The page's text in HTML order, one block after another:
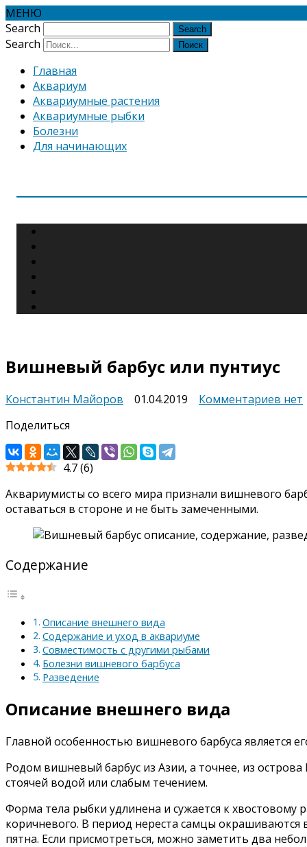
МЕНЮ
Search
Search
Главная
Аквариум
Аквариумные растения
Аквариумные рыбки
Болезни
Для начинающих
Вишневый барбус или пунтиус
Константин Майоров 01.04.2019 Комментариев кнет
Поделиться
4.7(6)
Аквариумисты со всего мира признали вишневого
оставаться в стороне и не быть замеченными.
Содержание
Описание внешнего вида
Содержание и уход в аквариуме
Совместимость с другими рыбами
Болезни вишневого барбуса
Разведение
Описание внешнего вида
Главной особенностью вишневого барбуса является
Родом вишневый барбус из Азии, а точнее, из
стоячей водой или слабым течением.
Форма тела рыбки удлинена и сужается к
коричневого. В период нереста самцы
пятна. Если присмотреться, можно заметить два